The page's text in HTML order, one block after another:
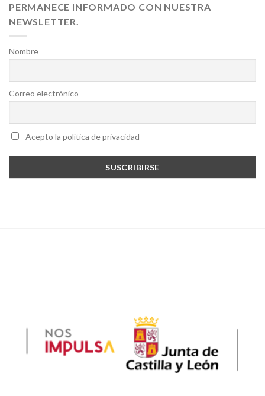
PERMANECE INFORMADO CON NUESTRA
NEWSLETTER.
Nombre
Correo electrónico
Acepto la política de privacidad